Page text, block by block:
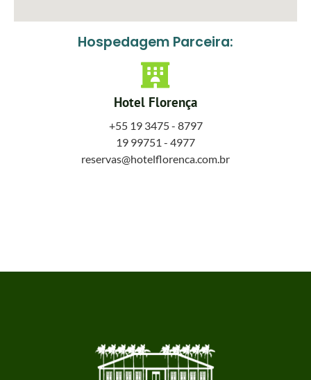
Hospedagem Parceira:
Hotel Florença
+55 19 3475 - 8797
19 99751 - 4977
reservas@hotelflorenca.com.br